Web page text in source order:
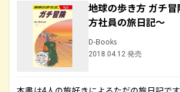
地球の歩き方 ガチ
方社員の旅日記～
D-Books
2018.04.12 発売